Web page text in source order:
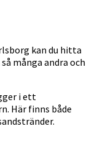
kan du hitta
många andra och
i ett
Här finns både